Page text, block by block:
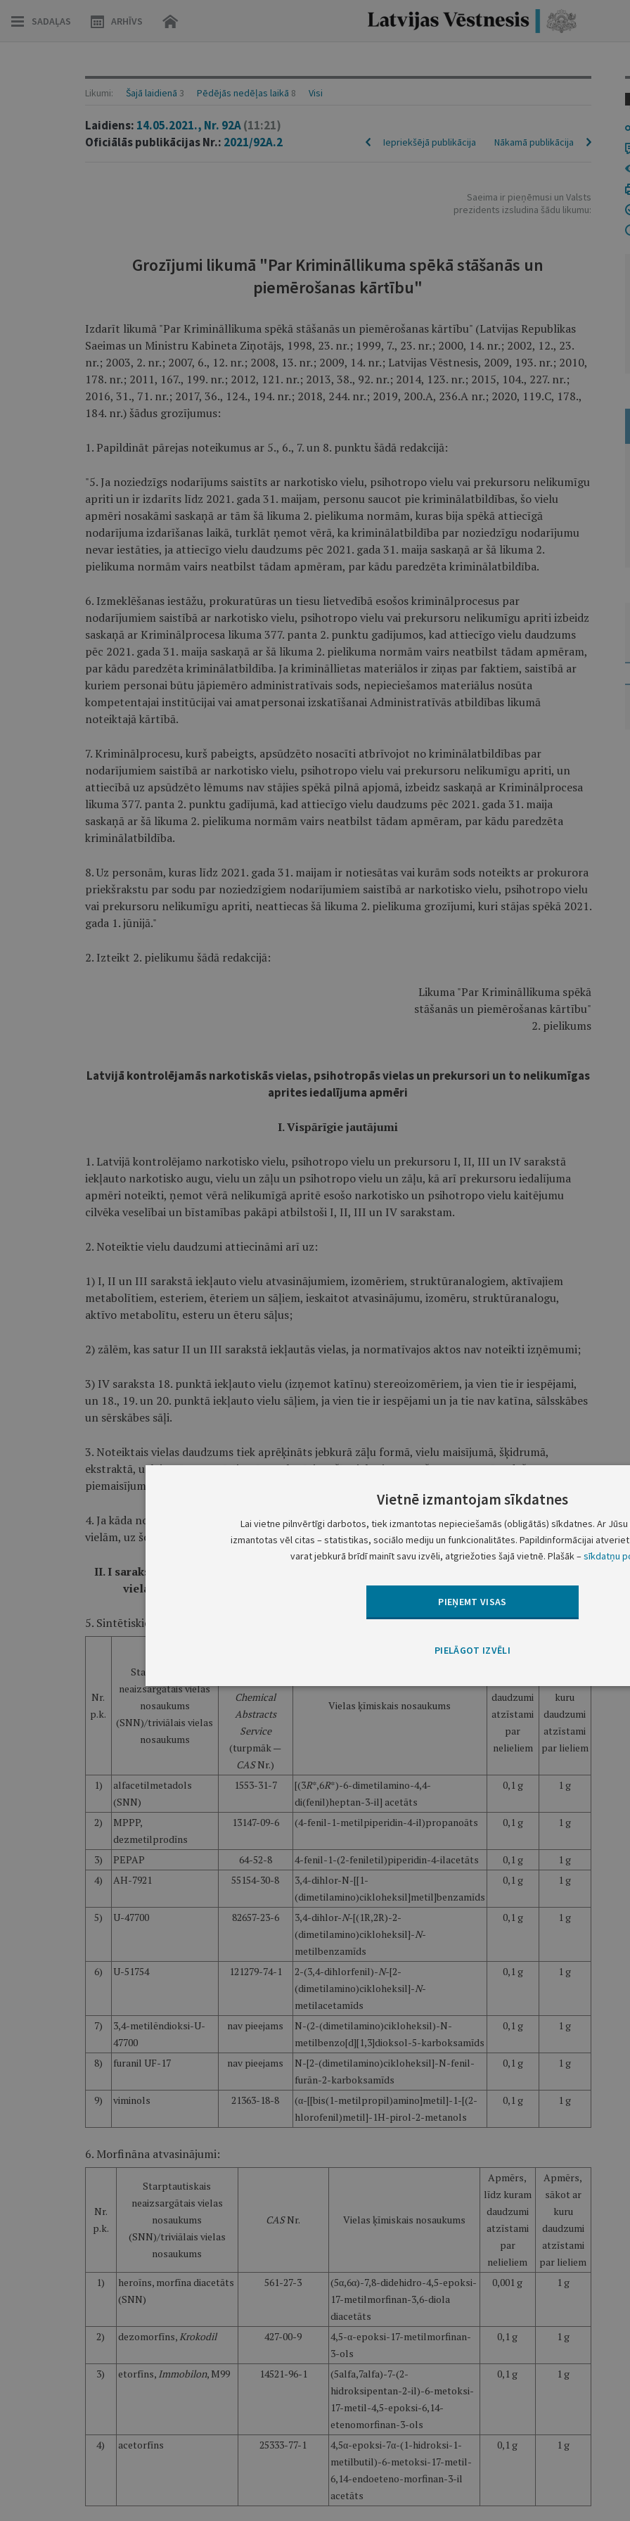
SADAĻAS ARHĪVS
Likumi: Šajā laidienā 3 Pēdējās nedēļas laikā 8 Visi
Laidiens: 14.05.2021., Nr. 92A(11:21)
Oficiālās publikācijas Nr.: 2021/92A.2 Nākamā publikācija
Iepriekšējā publikācija
Saeima ir pieņēmusi un Valsts
prezidents izsludina šādu likumu:
Grozījumi likumā "Par Krimināllikuma spēkā stāšanās un
piemērošanas kārtību"
Izdarīt likumā "Par Krimināllikuma spēkā stāšanās un piemērošanas kārtību" (Latvijas Republikas
Saeimas un Ministru Kabineta Ziņotājs, 1998, 23. nr.; 1999, 7., 23. nr.; 2000, 14. nr.; 2002, 12., 23.
nr.; 2003, 2. nr.; 2007, 6., 12. nr.; 2008, 13. nr.; 2009, 14. nr.; Latvijas Vēstnesis, 2009, 193. nr.; 2010,
178. nr.; 2011, 167., 199. nr.; 2012, 121. nr.; 2013, 38., 92. nr.; 2014, 123. nr.; 2015, 104., 227. nr.;
2016, 31., 71. nr.; 2017, 36., 124., 194. nr.; 2018, 244. nr.; 2019, 200.A, 236.A nr.; 2020, 119.C, 178.,
184. nr.) šādus grozījumus:
1. Papildināt pārejas noteikumus ar 5., 6., 7. un 8. punktu šādā redakcijā:
"5. Ja noziedzīgs nodarījums saistīts ar narkotisko vielu, psihotropo vielu vai prekursoru nelikumīgu
apriti un ir izdarīts līdz 2021. gada 31. maijam, personu saucot pie kriminālatbildības, šo vielu
apmēri nosakāmi saskaņā ar tām šā likuma 2. pielikuma normām, kuras bija spēkā attiecīgā
nodarījuma izdarīšanas laikā, turklāt ņemot vērā, ka kriminālatbildība par noziedzīgu nodarījumu
nevar iestāties, ja attiecīgo vielu daudzums pēc 2021. gada 31. maija saskaņā ar šā likuma 2.
pielikuma normām vairs neatbilst tādam apmēram, par kādu paredzēta kriminālatbildība.
6. Izmeklēšanas iestāžu, prokuratūras un tiesu lietvedībā esošos kriminālprocesus par
nodarījumiem saistībā ar narkotisko vielu, psihotropo vielu vai prekursoru nelikumīgu apriti izbeidz
saskaņā ar Kriminālprocesa likuma 377. panta 2. punktu gadījumos, kad attiecīgo vielu daudzums
pēc 2021. gada 31. maija saskaņā ar šā likuma 2. pielikuma normām vairs neatbilst tādam apmēram,
par kādu paredzēta kriminālatbildība. Ja krimināllietas materiālos ir ziņas par faktiem, saistībā ar
kuriem personai būtu jāpiemēro administratīvais sods, nepieciešamos materiālus nosūta
kompetentajai institūcijai vai amatpersonai izskatīšanai Administratīvās atbildības likumā
noteiktajā kārtībā.
7. Kriminālprocesu, kurš pabeigts, apsūdzēto nosacīti atbrīvojot no kriminālatbildības par
nodarījumiem saistībā ar narkotisko vielu, psihotropo vielu vai prekursoru nelikumīgu apriti, un
attiecībā uz apsūdzēto lēmums nav stājies spēkā pilnā apjomā, izbeidz saskaņā ar Kriminālprocesa
likuma 377. panta 2. punktu gadījumā, kad attiecīgo vielu daudzums pēc 2021. gada 31. maija
saskaņā ar šā likuma 2. pielikuma normām vairs neatbilst tādam apmēram, par kādu paredzēta
kriminālatbildība.
8. Uz personām, kuras līdz 2021. gada 31. maijam ir notiesātas vai kurām sods noteikts ar prokurora
priekšrakstu par sodu par noziedzīgiem nodarījumiem saistībā ar narkotisko vielu, psihotropo vielu
vai prekursoru nelikumīgu apriti, neattiecas šā likuma 2. pielikuma grozījumi, kuri stājas spēkā 2021.
gada 1. jūnijā."
2. Izteikt 2. pielikumu šādā redakcijā:
Likuma "Par Krimināllikuma spēkā
stāšanās un piemērošanas kārtību"
2. pielikums
Latvijā kontrolējamās narkotiskās vielas, psihotropās vielas un prekursori un to nelikumīgas
aprites iedalījuma apmēri
I. Vispārīgie jautājumi
1. Latvijā kontrolējamo narkotisko vielu, psihotropo vielu un prekursoru I, II, III un IV sarakstā
iekļauto narkotisko augu, vielu un zāļu un psihotropo vielu un zāļu, kā arī prekursoru iedalījuma
apmēri noteikti, ņemot vērā nelikumīgā apritē esošo narkotisko un psihotropo vielu kaitējumu
cilvēka veselībai un bīstamības pakāpi atbilstoši I, II, III un IV sarakstam.
2. Noteiktie vielu daudzumi attiecināmi arī uz:
1) I, II un III sarakstā iekļauto vielu atvasinājumiem, izomēriem, struktūranalogiem, aktīvajiem
metabolītiem, esteriem, ēteriem un sāļiem, ieskaitot atvasinājumu, izomēru, struktūranalogu,
aktīvo metabolītu, esteru un ēteru sāļus;
2) zālēm, kas satur II un III sarakstā iekļautās vielas, ja normatīvajos aktos nav noteikti izņēmumi;
3) IV saraksta 18. punktā iekļauto vielu (izņemot katīnu) stereoizomēriem, ja vien tie ir iespējami,
un 18., 19. un 20. punktā iekļauto vielu sāļiem, ja vien tie ir iespējami un ja tie nav katīna, sālsskābes
un sērskābes sāļi.
3. Noteiktais vielas daudzums tiek aprēķināts jebkurā zāļu formā, vielu maisījumā, šķidrumā,
ekstraktā, uzlējumā un novārījumā neatkarīgi no šīs vielas izgatavošanas procesā radušos
piemaisījumu daudzuma, ja likumā nav noteikti izņēmumi.
4. Ja kāda no II, III vai IV sarakstā iekļautajām vielām pēc ķīmiskās uzbūves atbilst arī I saraksta
vielām, uz šo vielu nav attiecināmi I saraksta nosacījumi.
II. I saraksts (aizliegtās sevišķi bīstamās narkotiskās vielas, tām pielīdzinātās psihotropās
vielas un augi, kuru nelegāla aprite un ļaunprātīga lietošana apdraud veselību)
5. Sintētiskie opioīdie analgētiķi:
Nr.
p.k.
Starptautiskais
neaizsargātais vielas
nosaukums
(SNN)/triviālais vielas
nosaukums
Chemical
Abstracts
Service
(turpmāk —
CASNr.)
Vielas ķīmiskais nosaukums
daudzumi
atzīstami
par
nelieliem
kuru
daudzumi
atzīstami
par lieliem
1)
alfacetilmetadols
(SNN)
1553-31-7 [(3R*,6R*)-6-dimetilamino-4,4-
di(fenil)heptan-3-il] acetāts
0,1 g 1 g
2)
MPPP,
dezmetilprodīns
13147-09-6 (4-fenil-1-metilpiperidin-4-il)propanoāts 0,1 g 1 g
3) PEPAP 64-52-8 4-fenil-1-(2-feniletil)piperidin-4-ilacetāts 0,1 g
1 g
4)
AH-7921 55154-30-8
3,4-dihlor-N-[[1-
(dimetilamino)cikloheksil]metil]benzamīds
0,1 g 1 g
5) U-47700 82657-23-6 3,4-dihlor-N-[(1R,2R)-2-
(dimetilamino)cikloheksil]-N-
metilbenzamīds
0,1 g 1 g
6) U-51754 121279-74-1 2-(3,4-dihlorfenil)-N-[2-
(dimetilamino)cikloheksil]-N-
metilacetamīds
0,1 g 1 g
7)
3,4-metilēndioksi-U-
47700
nav pieejams
N-(2-(dimetilamino)cikloheksil)-N-
metilbenzo[d][1,3]dioksol-5-karboksamīds
0,1 g 1 g
8) furanil UF-17 nav pieejams
N-[2-(dimetilamino)cikloheksil]-N-fenil-
furān-2-karboksamīds
0,1 g 1 g
9) viminols 21363-18-8
(α-[[bis(1-metilpropil)amino]metil]-1-[(2-
hlorofenil)metil]-1H-pirol-2-metanols
0,1 g 1 g
6. Morfināna atvasinājumi:
Nr.
p.k.
Starptautiskais
neaizsargātais vielas
nosaukums
(SNN)/triviālais vielas
nosaukums
CASNr. Vielas ķīmiskais nosaukums
Apmērs,
līdz kuram
daudzumi
atzīstami
par
nelieliem
Apmērs,
sākot ar
kuru
daudzumi
atzīstami
par lieliem
1)
heroīns, morfīna diacetāts
(SNN)
561-27-3
(5α,6α)-7,8-didehidro-4,5-epoksi-
17-metilmorfinan-3,6-diola
diacetāts
0,001 g 1 g
2) dezomorfīns,Krokodil 427-00-9
4,5-α-epoksi-17-metilmorfinan-
3-ols
0,1 g 1 g
3) etorfīns, Immobilon, M99 14521-96-1
(5alfa,7alfa)-7-(2-
hidroksipentan-2-il)-6-metoksi-
17-metil-4,5-epoksi-6,14-
etenomorfinan-3-ols
0,1 g 1 g
4) acetorfīns 25333-77-1
4,5α-epoksi-7α-(1-hidroksi-1-
metilbutil)-6-metoksi-17-metil-
6,14-endoeteno-morfinan-3-il
acetāts
0,1 g 1 g
Vietnē izmantojam sīkdatnes
Lai vietne pilnvērtīgi darbotos, tiek izmantotas nepieciešamās (obligātās) sīkdatnes. Ar
izmantotas vēl citas – statistikas, sociālo mediju un funkcionalitātes. Papildinformācijai
varat jebkurā brīdī mainīt savu izvēli, atgriežoties šajā vietnē. Plašāk –sīkdatņu
PIEŅEMT VISAS
PIELĀGOT IZVĒLI